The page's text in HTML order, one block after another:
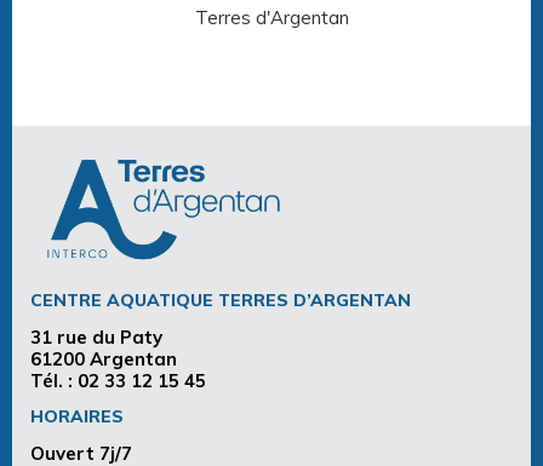
Terres d'Argentan
CENTRE AQUATIQUE TERRES D’ARGENTAN
31 rue du Paty
61200 Argentan
Tél. : 02 33 12 15 45
HORAIRES
Ouvert 7j/7